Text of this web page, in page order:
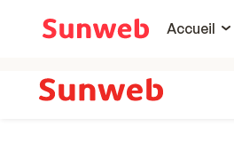
Accueil